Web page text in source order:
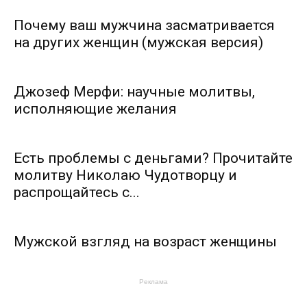
Почему ваш мужчина засматривается
на других женщин (мужская версия)
Джозеф Мерфи: научные молитвы,
исполняющие желания
Есть проблемы с деньгами? Прочитайте
молитву Николаю Чудотворцу и
распрощайтесь с...
Мужской взгляд на возраст женщины
Реклама